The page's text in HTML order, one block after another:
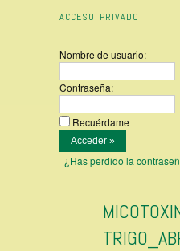
ACCESO PRIVADO
Nombre de usuario:
Contraseña:
Recuérdame
¿Has perdido la